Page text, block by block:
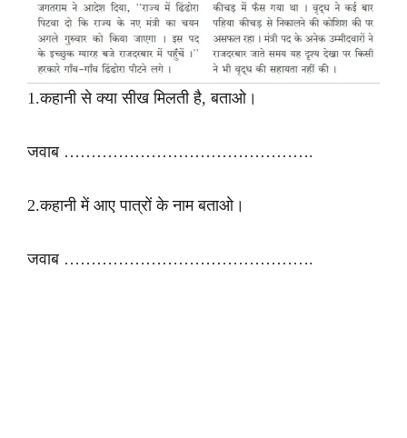
1.कहानी से क्या सीख मिलती है, बताओ।
जवाब ……………………………………….
2.कहानी में आए पात्रों के नाम बताओ।
जवाब ……………………………………….